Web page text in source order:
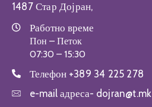
1487 Стар Дојран,
Работно време
Пон – Петок
07:30 – 15:30
Телефон +389 34 225 278
e-mail адреса- dojran@t.mk